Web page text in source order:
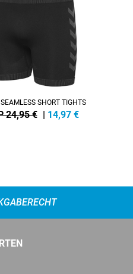
SEAMLESS SHORT TIGHTS
24,95 € | 14,97 €